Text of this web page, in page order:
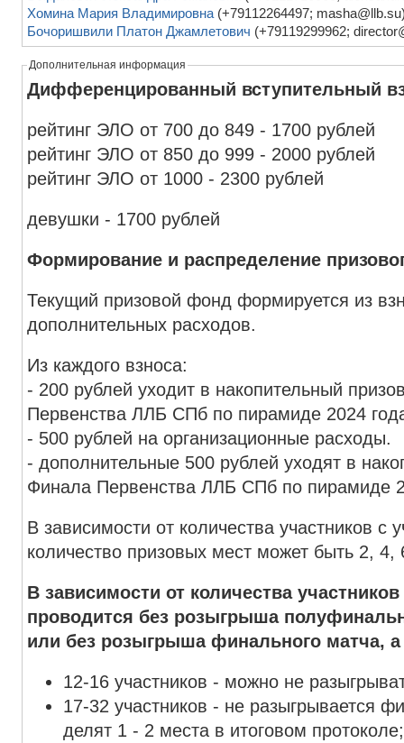
Хомина Мария Владимировна(+79112264497;
Бочоришвили Платон Джамлетович (+79119299962;
Дополнительная информация
Дифференцированный вступительный
рейтинг ЭЛО от 700 до 849 - 1700 рублей
рейтинг ЭЛО от 850 до 999 - 2000 рублей
рейтинг ЭЛО от 1000 - 2300 рублей
девушки - 1700 рублей
Формирование и распределение
Текущий призовой фонд формируется из
дополнительных расходов.
Из каждого взноса:
- 200 рублей уходит в накопительный
Первенства ЛЛБ СПб по пирамиде 2024
- 500 рублей на организационные расходы.
- дополнительные 500 рублей уходят в
Финала Первенства ЛЛБ СПб по пирамиде
В зависимости от количества участников с
количество призовых мест может быть 2, 4,
В зависимости от количества
проводится без розыгрыша
или без розыгрыша финального матча,
12-16 участников - можно не
17-32 участников - не разыгрывается
делят 1 - 2 места в итоговом протоколе;